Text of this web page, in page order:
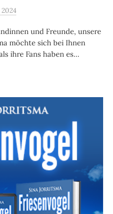
und Freunde, unsere
möchte sich bei Ihnen
ihre Fans haben es...